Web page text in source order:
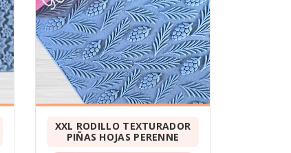
XXL RODILLO TEXTURADOR
PIÑAS HOJAS PERENNE